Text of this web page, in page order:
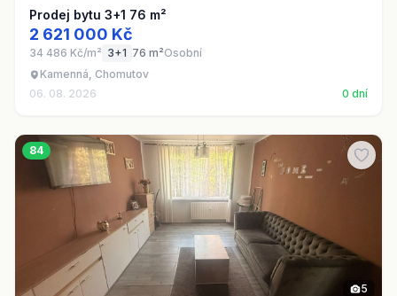
Prodej bytu 3+1 76 m²
2 621 000 Kč
34 486 Kč/m² 3+1 76 m²Osobní
Kamenná, Chomutov
06. 08. 2026
0 dní
84
5